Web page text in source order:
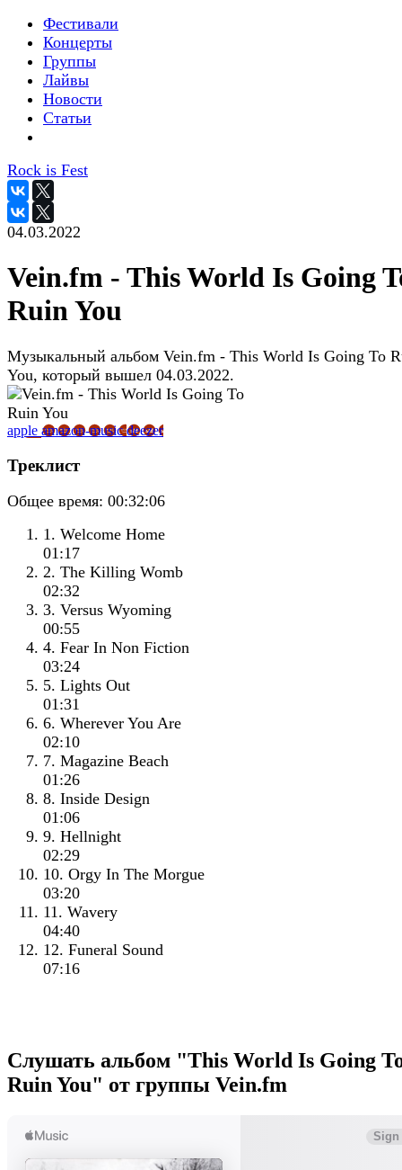
Фестивали
Концерты
Группы
Лайвы
Новости
Статьи
Rock is Fest
04.03.2022
Vein.fm - This World Is Going
Ruin You
Музыкальный альбом Vein.fm - This World Is Going To
You, который вышел 04.03.2022.
apple amazon-musicdeezer
Треклист
Общее время: 00:32:06
1. Welcome Home
01:17
2. The Killing Womb
02:32
3. Versus Wyoming
00:55
4. Fear In Non Fiction
03:24
5. Lights Out
01:31
6. Wherever You Are
02:10
7. Magazine Beach
01:26
8. Inside Design
01:06
9. Hellnight
02:29
10. Orgy In The Morgue
03:20
11. Wavery
04:40
12. Funeral Sound
07:16
Слушать альбом "This World Is Going
Ruin You" от группы Vein.fm